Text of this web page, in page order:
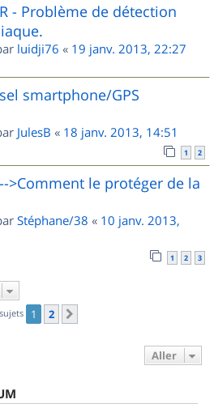
- Problème de détection
luidji76 « 19 janv. 2013, 22:27
smartphone/GPS
JulesB « 18 janv. 2013, 14:51
1 2
>Comment le protéger de la
Stéphane/38 « 10 janv. 2013,
1 2 3
1 2
Aller